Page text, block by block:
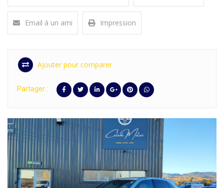
Email à un ami Impression
Ajouter pour comparer
Partager :